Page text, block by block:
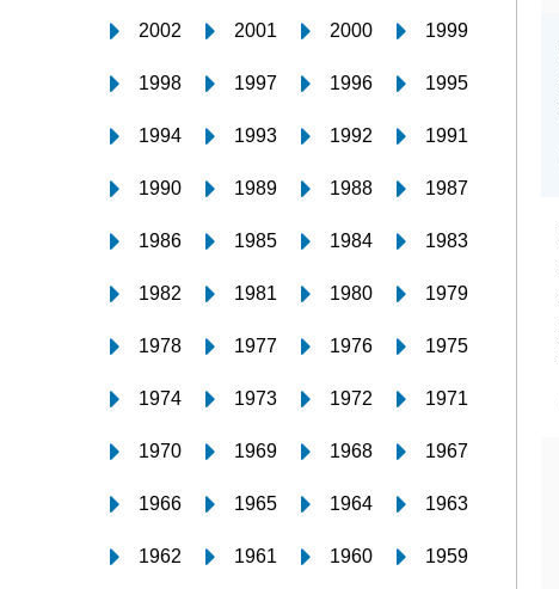
2002 2001 2000 1999
1998 1997 1996 1995
1994 1993 1992 1991
1990 1989 1988 1987
1986 1985 1984 1983
1982 1981 1980 1979
1978 1977 1976 1975
1974 1973 1972 1971
1970 1969 1968 1967
1966 1965 1964 1963
1962 1961 1960 1959